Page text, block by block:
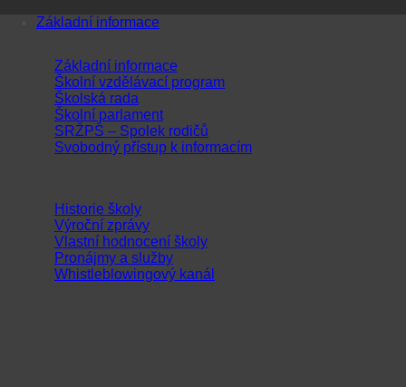
PřeskočitZákladní informace
Základní informace
Školní vzdělávací program
Školská rada
Školní parlament
SRŽPŠ – Spolek rodičů
Svobodný přístup k informacím
Historie školy
Výroční zprávy
Vlastní hodnocení školy
Pronájmy a služby
Whistleblowingový kanál